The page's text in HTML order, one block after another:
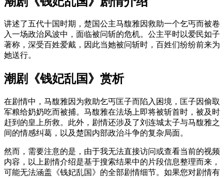
讲述了五代十国时期，‌楚国公主马馥雅因救助一个乞丐而被卷
入一场政治风波中，‌面临被问斩的危机。‌公主平时以爱民如子
著称，‌深受百姓爱戴，‌因此当她被问斩时，‌百姓们纷纷前来为
她送行。‌
潮剧《‌钱妃乱国》赏析
在剧情中，‌马馥雅因为救助乞丐匡子而陷入困境，‌匡子因偷取
军粮给奶奶吃而被捕。‌马馥雅在法场上即将被斩首时，‌被及时
赶到的皇上所救。‌此外，‌剧情还涉及了刘连城太子与马馥雅之
间的情感纠葛，‌以及楚国内部政治斗争的复杂局面。‌
然而，‌需要注意的是，‌由于我无法直接访问或查看当前的视频
内容，‌以上剧情介绍是基于搜索结果中的片段信息整理而来，‌
可能无法涵盖《‌钱妃乱国》‌的全部剧情细节。‌如果您对剧情有